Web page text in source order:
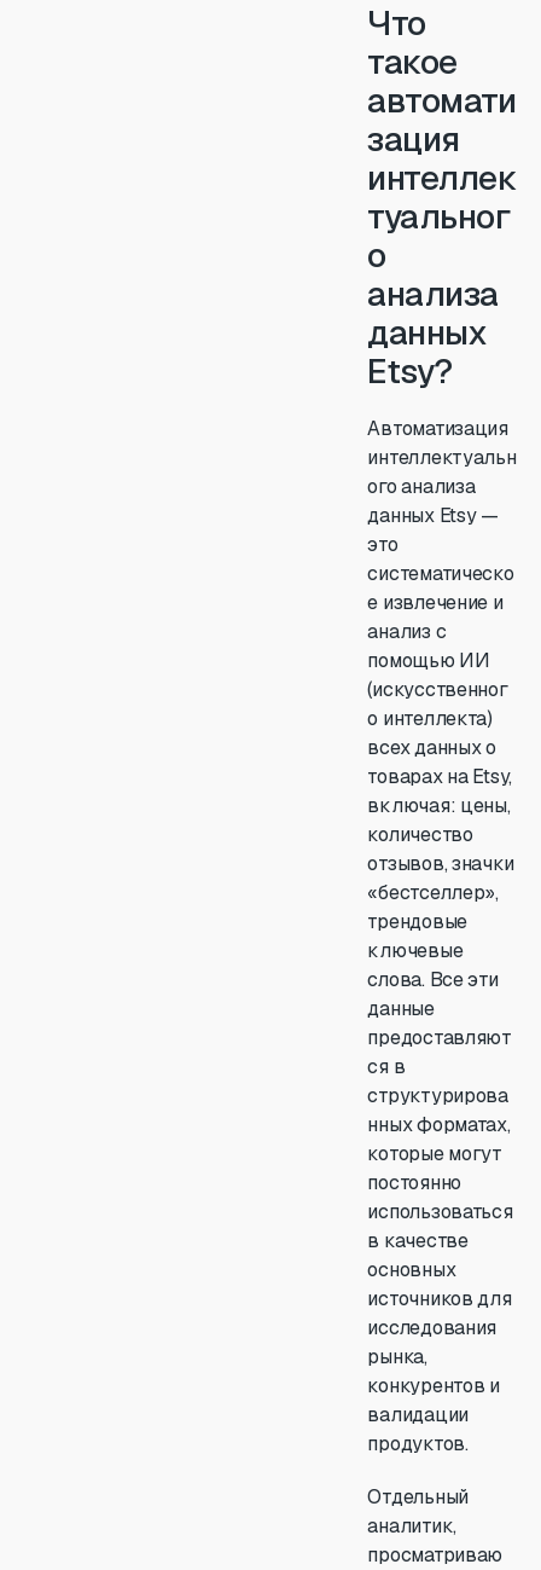
Что
такое
автомати
зация
интеллек
туальног
о
анализа
данных
Etsy?
Автоматизация
интеллектуальн
ого анализа
данных Etsy —
это
систематическо
е извлечение и
анализ с
помощью ИИ
(искусственног
о интеллекта)
всех данных о
товарах на Etsy,
включая: цены,
количество
отзывов, значки
«бестселлер»,
трендовые
ключевые
слова. Все эти
данные
предоставляют
ся в
структурирова
нных форматах,
которые могут
постоянно
использоваться
в качестве
основных
источников для
исследования
рынка,
конкурентов и
валидации
продуктов.
Отдельный
аналитик,
просматриваю